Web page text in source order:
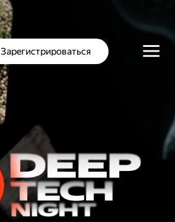
Зарегистрироваться